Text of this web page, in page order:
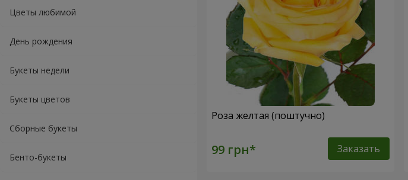
Цветы любимой
День рождения
Букеты недели
Букеты цветов
Сборные букеты
Бенто-букеты
Роза желтая (поштучно)
Заказать